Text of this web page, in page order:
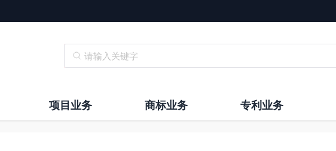
请输入关键字
项目业务 商标业务 专利业务